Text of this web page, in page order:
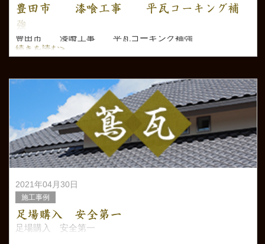
豊田市 漆喰工事 平瓦コーキング補
強
豊田市 漆喰工事 平瓦コーキング補強
続きを読む>
2021年04月30日
施工事例
足場購入 安全第一
足場購入 安全第一